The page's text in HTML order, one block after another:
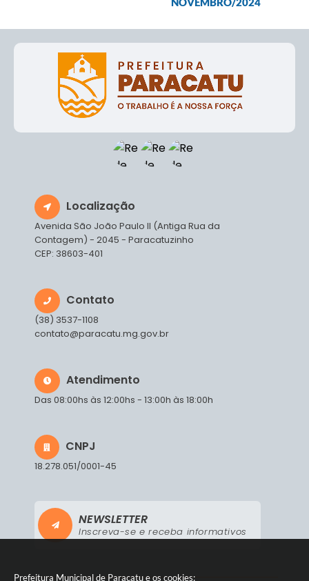
Prefeitura Municipal de Paracatu e os cookies:
Localização
Avenida São João Paulo II (Antiga Rua da
Contagem) - 2045 - Paracatuzinho
CEP: 38603-401
Contato
(38) 3537-1108
contato@paracatu.mg.gov.br
Atendimento
Das 08:00hs às 12:00hs - 13:00h às 18:00h
CNPJ
18.278.051/0001-45
NEWSLETTER
Inscreva-se e receba informativos